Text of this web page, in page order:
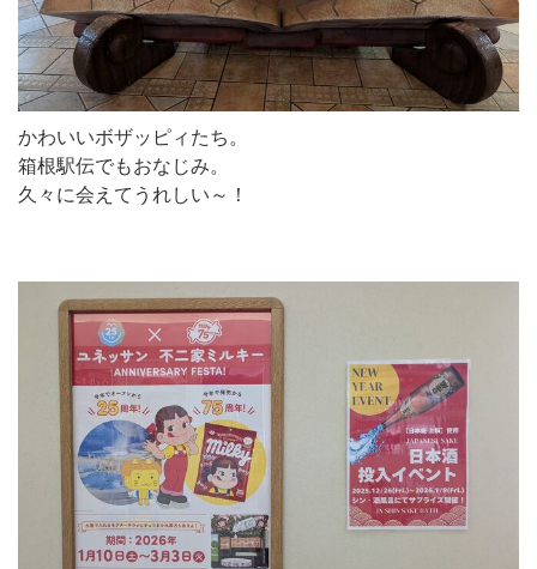
かわいいボザッピィたち。
箱根駅伝でもおなじみ。
久々に会えてうれしい～！